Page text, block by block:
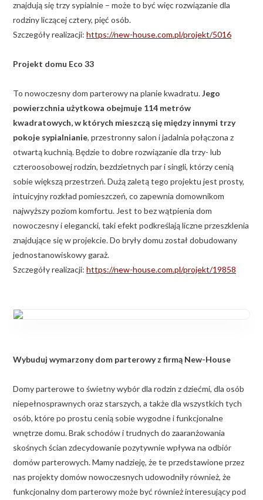
znajdują się trzy sypialnie – może to być więc rozwiązanie dla
rodziny liczącej cztery, pięć osób.
Szczegóły realizacji: https://new-house.com.pl/projekt/5016
Projekt domu Eco 33
To nowoczesny dom parterowy na planie kwadratu.Jego
powierzchnia użytkowa obejmuje 114 metrów
kwadratowych, w których mieszczą się między innymi trzy
pokoje sypialnianie, przestronny salon i jadalnia połączona z
otwartą kuchnią. Będzie to dobre rozwiązanie dla trzy- lub
czteroosobowej rodzin, bezdzietnych par i singli, którzy cenią
sobie większą przestrzeń. Dużą zaletą tego projektu jest prosty,
intuicyjny rozkład pomieszczeń, co zapewnia domownikom
najwyższy poziom komfortu. Jest to bez wątpienia dom
nowoczesny i elegancki, taki efekt podkreślają liczne przeszklenia
znajdujące się w projekcie. Do bryły domu został dobudowany
jednostanowiskowy garaż.
Szczegóły realizacji: https://new-house.com.pl/projekt/19858
Wybuduj wymarzony dom parterowy z firmą New-House
Domy parterowe to świetny wybór dla rodzin z dziećmi, dla osób
niepełnosprawnych oraz starszych, a także dla wszystkich tych
osób, które po prostu cenią sobie wygodne i funkcjonalne
wnętrze domu. Brak schodów i trudnych do zaaranżowania
skośnych ścian zdecydowanie pozytywnie wpływa na odbiór
domów parterowych. Mamy nadzieję, że te przedstawione przez
nas projekty domów nowoczesnych udowodniły również, że
funkcjonalny dom parterowy może być również interesujący pod